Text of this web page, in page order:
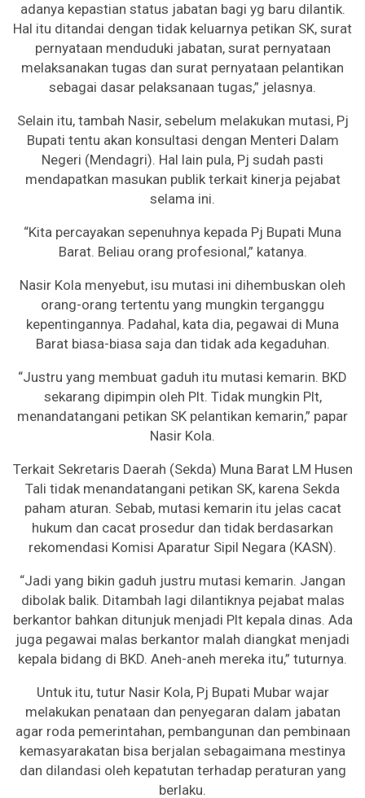
adanya kepastian status jabatan bagi yg baru dilantik.
Hal itu ditandai dengan tidak keluarnya petikan SK, surat
pernyataan menduduki jabatan, surat pernyataan
melaksanakan tugas dan surat pernyataan pelantikan
sebagai dasar pelaksanaan tugas,” jelasnya.
Selain itu, tambah Nasir, sebelum melakukan mutasi, Pj
Bupati tentu akan konsultasi dengan Menteri Dalam
Negeri (Mendagri). Hal lain pula, Pj sudah pasti
mendapatkan masukan publik terkait kinerja pejabat
selama ini.
“Kita percayakan sepenuhnya kepada Pj Bupati Muna
Barat. Beliau orang profesional,” katanya.
Nasir Kola menyebut, isu mutasi ini dihembuskan oleh
orang-orang tertentu yang mungkin terganggu
kepentingannya. Padahal, kata dia, pegawai di Muna
Barat biasa-biasa saja dan tidak ada kegaduhan.
“Justru yang membuat gaduh itu mutasi kemarin. BKD
sekarang dipimpin oleh Plt. Tidak mungkin Plt,
menandatangani petikan SK pelantikan kemarin,” papar
Nasir Kola.
Terkait Sekretaris Daerah (Sekda) Muna Barat LM Husen
Tali tidak menandatangani petikan SK, karena Sekda
paham aturan. Sebab, mutasi kemarin itu jelas cacat
hukum dan cacat prosedur dan tidak berdasarkan
rekomendasi Komisi Aparatur Sipil Negara (KASN).
“Jadi yang bikin gaduh justru mutasi kemarin. Jangan
dibolak balik. Ditambah lagi dilantiknya pejabat malas
berkantor bahkan ditunjuk menjadi Plt kepala dinas. Ada
juga pegawai malas berkantor malah diangkat menjadi
kepala bidang di BKD. Aneh-aneh mereka itu,” tuturnya.
Untuk itu, tutur Nasir Kola, Pj Bupati Mubar wajar
melakukan penataan dan penyegaran dalam jabatan
agar roda pemerintahan, pembangunan dan pembinaan
kemasyarakatan bisa berjalan sebagaimana mestinya
dan dilandasi oleh kepatutan terhadap peraturan yang
berlaku.